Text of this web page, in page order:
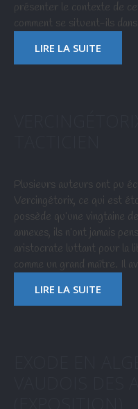
présenter le contexte de
comment se situent-ils dans…
LIRE LA SUITE
Plusieurs auteurs ont pu
Vercingétorix, ce qui est
possède qu’une vingtaine
annexes, ils n’ont jamais
aristocrate luttant pour la
comme un grand maître. Il
LIRE LA SUITE